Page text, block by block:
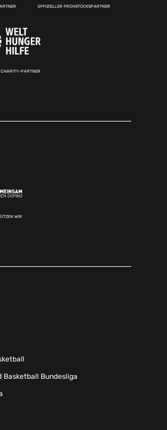
OFFIZIELLER FRÜHSTÜCKSPARTNER
CHARITY-PARTNER
WIR
Bundesliga